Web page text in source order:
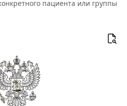
пациента или группы